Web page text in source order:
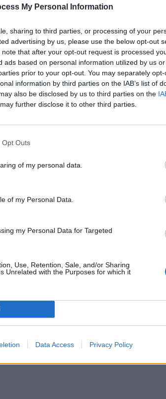
My Personal Information
sharing to third parties, or processing of your
advertising by us, please use the below opt-out
that after your opt-out request is processed
ads based on personal information utilized by us
prior to your opt-out. You may separately
information by third parties on the IAB’s list of
also be disclosed by us to third parties on the
further disclose it to other third parties.
Opt Outs
of my personal data.
of my Personal Data.
my Personal Data for Targeted
Use, Retention, Sale, and/or Sharing
Unrelated with the Purposes for which it
Data Access Privacy Policy
TIPS
από
στο